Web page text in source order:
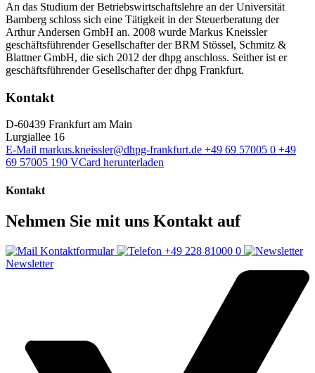
An das Studium der Betriebswirtschaftslehre an der Universität
Bamberg schloss sich eine Tätigkeit in der Steuerberatung der
Arthur Andersen GmbH an. 2008 wurde Markus Kneissler
geschäftsführender Gesellschafter der BRM Stössel, Schmitz &
Blattner GmbH, die sich 2012 der dhpg anschloss. Seither ist er
geschäftsführender Gesellschafter der dhpg Frankfurt.
Kontakt
D-60439 Frankfurt am Main
Lurgiallee 16
E-Mail markus.kneissler@dhpg-frankfurt.de +49 69 57005 0 +49
69 57005 190 VCard herunterladen
Kontakt
Nehmen Sie mit uns Kontakt auf
Kontaktformular
+49 228 81000 0
Newsletter